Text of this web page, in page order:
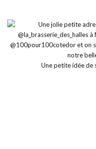
Une petite idée de